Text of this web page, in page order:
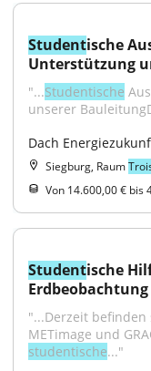
Studentische
Unterstützung
"...Studentische
unserer
Dach
Siegburg, Raum
Von 14.600,00 € bis
Studentische
Erdbeobachtung
"...Derzeit befinden
studentische..."